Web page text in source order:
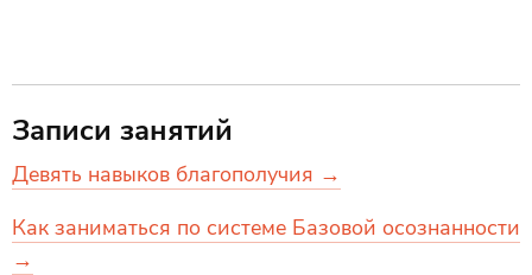
Записи занятий
Девять навыков благополучия →
Как заниматься по системе Базовой осознанности
→